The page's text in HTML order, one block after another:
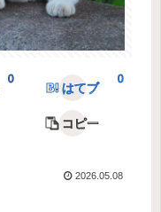
0
はてブ
0
コピー
2026.05.08